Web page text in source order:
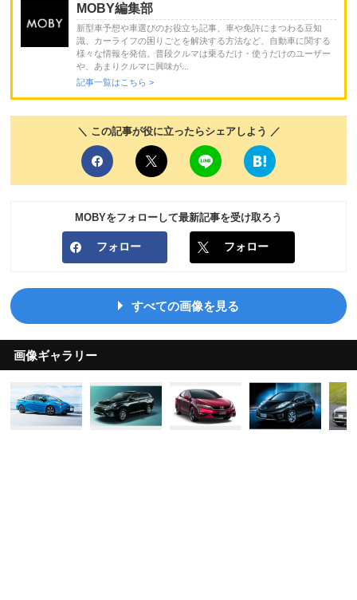
MOBY編集部
新型車予想や車選びのお役立ち記事、車や免許にまつわる豆知
識、カーライフの困りごとを解決する方法など、自動車に関する
様々な情報を発信。普段クルマは乗るだけ・使うだけのユーザー
や、あまりクルマに興味が...
記事一覧はこちら >
＼ この記事が役に立ったらシェアしよう ／
MOBYをフォローして最新記事を受け取ろう
フォロー フォロー
すべての画像を見る
画像ギャラリー